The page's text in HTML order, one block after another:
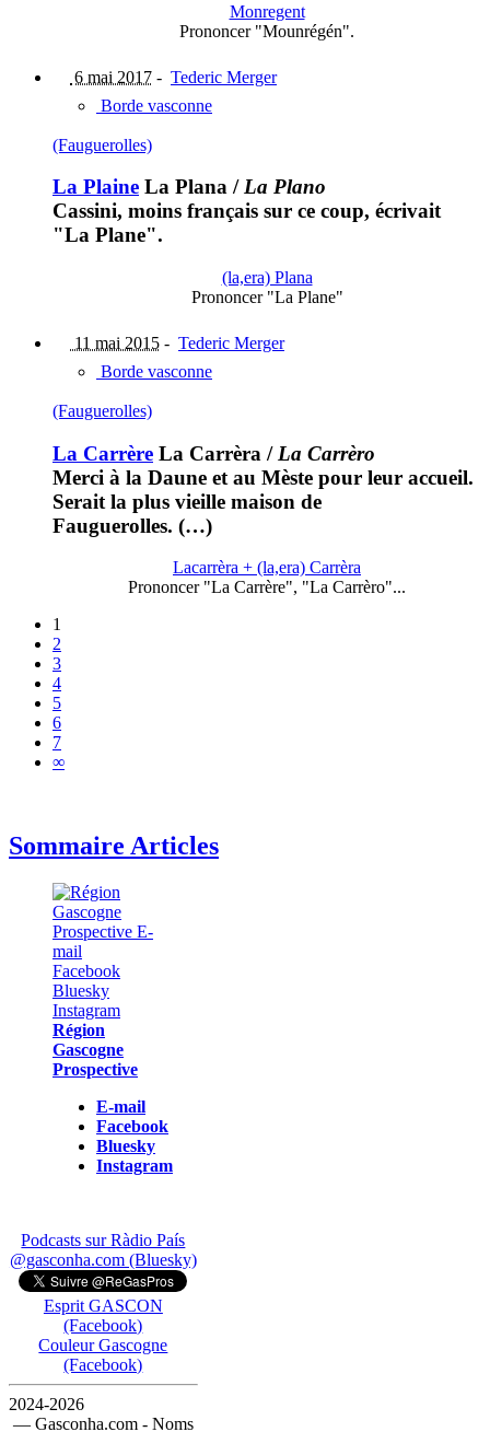
Monregent
Prononcer "Mounrégén".
6 mai 2017 - Tederic Merger
Borde vasconne
(Fauguerolles)
La Plaine La Plana /La Plano
Cassini, moins français sur ce coup, écrivait
"La Plane".
(la,era) Plana
Prononcer "La Plane"
11 mai 2015 - Tederic Merger
Borde vasconne
(Fauguerolles)
La Carrère La Carrèra / La Carrèro
Merci à la Daune et au Mèste pour leur accueil.
Serait la plus vieille maison de
Fauguerolles. (…)
Lacarrèra + (la,era) Carrèra
Prononcer "La Carrère", "La Carrèro"...
1
2
3
4
5
6
7
∞
Sommaire Articles
Région
Gascogne
Prospective
E-mail
Facebook
Bluesky
Instagram
Podcasts sur Ràdio País
@gasconha.com (Bluesky)
Esprit GASCON
(Facebook)
Couleur Gascogne
(Facebook)
2024-2026
— Gasconha.com - Noms